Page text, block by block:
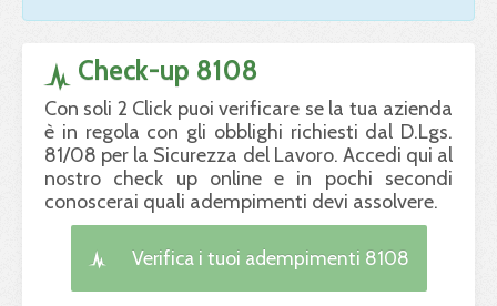
Check-up 8108
Con soli 2 Click puoi verificare se la tua azienda
è in regola con gli obblighi richiesti dal D.Lgs.
81/08 per la Sicurezza del Lavoro. Accedi qui al
nostro check up online e in pochi secondi
conoscerai quali adempimenti devi assolvere.
Verifica i tuoi adempimenti 8108